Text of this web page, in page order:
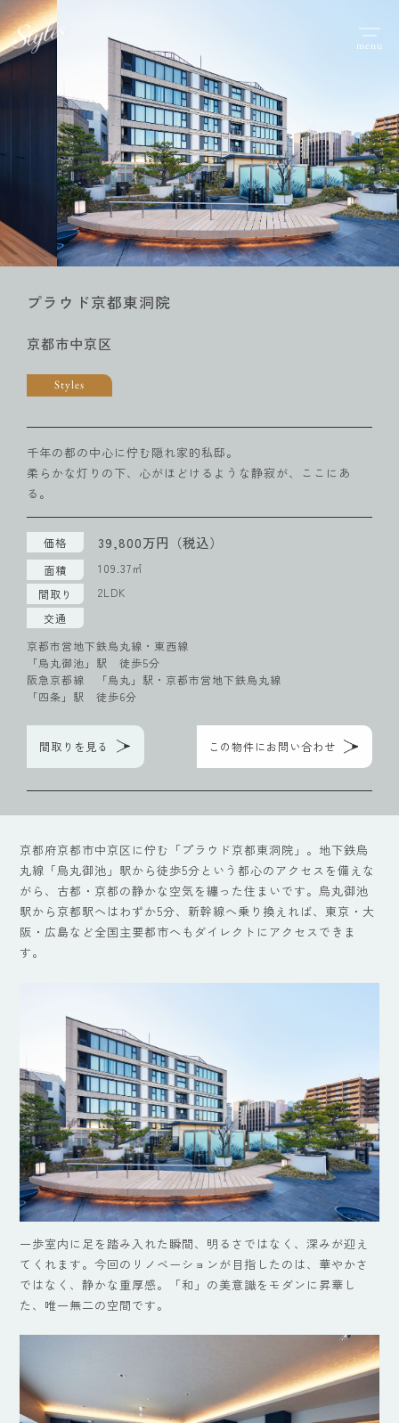
menu
プラウド京都東洞院
京都市中京区
Styles
千年の都の中心に佇む隠れ家的私邸。
柔らかな灯りの下、心がほどけるような静寂が、ここにあ
る。
価格 39,800万円（税込）
面積
109.37㎡
間取り
2LDK
交通
京都市営地下鉄烏丸線・東西線
「烏丸御池」駅 徒歩5分
阪急京都線 「烏丸」駅・京都市営地下鉄烏丸線
「四条」駅 徒歩6分
間取りを見る この物件にお問い合わせ
京都府京都市中京区に佇む「プラウド京都東洞院」。地下鉄烏
丸線「烏丸御池」駅から徒歩5分という都心のアクセスを備えな
がら、古都・京都の静かな空気を纏った住まいです。烏丸御池
駅から京都駅へはわずか5分、新幹線へ乗り換えれば、東京・大
阪・広島など全国主要都市へもダイレクトにアクセスできま
す。
一歩室内に足を踏み入れた瞬間、明るさではなく、深みが迎え
てくれます。今回のリノベーションが目指したのは、華やかさ
ではなく、静かな重厚感。「和」の美意識をモダンに昇華し
た、唯一無二の空間です。